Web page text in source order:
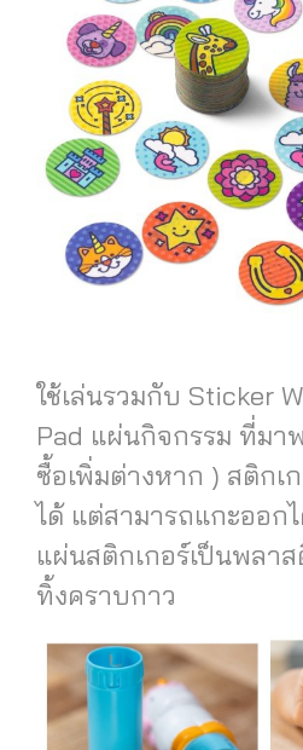
ใช้เล่นรวมกับ Sticker
Pad แผ่นกิจกรรม ที่มา
ซื้อเพิ่มต่างหาก ) สติกเ
ได้ แต่สามารถแกะออก
แผ่นสติกเกอร์เป็นพลา
ทิ้งคราบกาว